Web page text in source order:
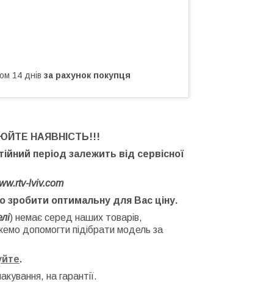
14 днів за рахунок покупця
НАЯВНІСТЬ!!!
період залежить від сервісної
lviv.com
зробити оптимальну для Вас ціну.
) немає серед наших товарів,
допомогти підібрати модель за
.
на гарантії.